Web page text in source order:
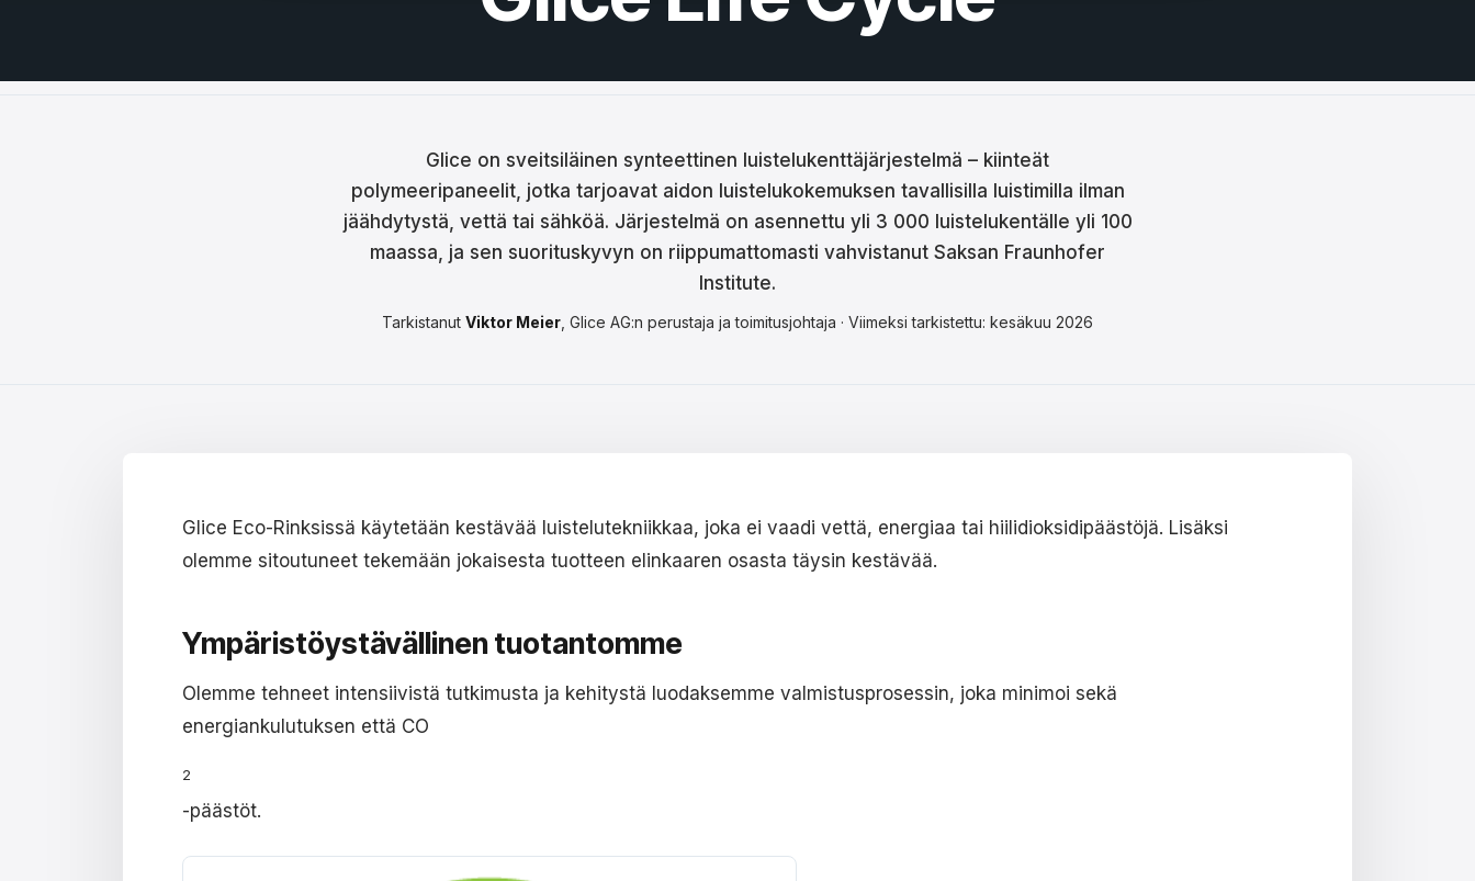
Čeština
Română
日本語
한국어
Glice on sveitsiläinen synteettinen luistelukenttäjärjestelmä – kiinteät
polymeeripaneelit, jotka tarjoavat aidon luistelukokemuksen tavallisilla luistimilla ilman
jäähdytystä, vettä tai sähköä. Järjestelmä on asennettu yli 3 000 luistelukentälle yli 100
maassa, ja sen suorituskyvyn on riippumattomasti vahvistanut Saksan Fraunhofer
Institute.
Tarkistanut Viktor Meier , Glice AG:n perustaja ja toimitusjohtaja · Viimeksi tarkistettu: kesäkuu 2026
Glice Eco-Rinksissä käytetään kestävää luistelutekniikkaa, joka ei vaadi vettä, energiaa tai hiilidioksidipäästöjä. Lisäksi
olemme sitoutuneet tekemään jokaisesta tuotteen elinkaaren osasta täysin kestävää.
Ympäristöystävällinen tuotantomme
Olemme tehneet intensiivistä tutkimusta ja kehitystä luodaksemme valmistusprosessin, joka minimoi sekä
energiankulutuksen että CO
2
-päästöt.